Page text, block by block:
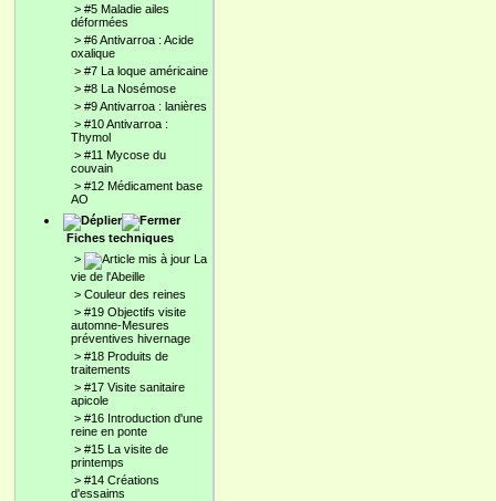
> #5 Maladie ailes
déformées
> #6 Antivarroa : Acide
oxalique
> #7 La loque américaine
> #8 La Nosémose
> #9 Antivarroa : lanières
> #10 Antivarroa :
Thymol
> #11 Mycose du
couvain
> #12 Médicament base
AO
Fiches techniques
>
La
vie de l'Abeille
> Couleur des reines
> #19 Objectifs visite
automne-Mesures
préventives hivernage
> #18 Produits de
traitements
> #17 Visite sanitaire
apicole
> #16 Introduction d'une
reine en ponte
> #15 La visite de
printemps
> #14 Créations
d'essaims